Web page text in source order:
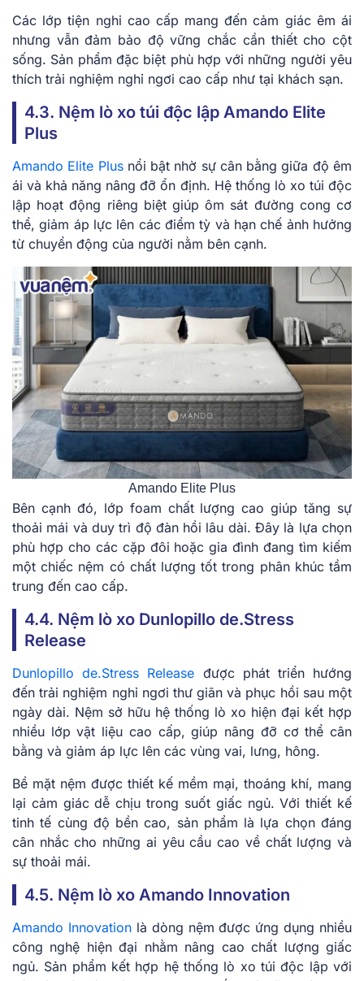
Các lớp tiện nghi cao cấp mang đến cảm giác êm ái
nhưng vẫn đảm bảo độ vững chắc cần thiết cho cột
sống. Sản phẩm đặc biệt phù hợp với những người yêu
thích trải nghiệm nghỉ ngơi cao cấp như tại khách sạn.
4.3. Nệm lò xo túi độc lập Amando Elite
Plus
Amando Elite Plusnổi bật nhờ sự cân bằng giữa độ êm
ái và khả năng nâng đỡ ổn định. Hệ thống lò xo túi độc
lập hoạt động riêng biệt giúp ôm sát đường cong cơ
thể, giảm áp lực lên các điểm tỳ và hạn chế ảnh hưởng
từ chuyển động của người nằm bên cạnh.
Amando Elite Plus
Bên cạnh đó, lớp foam chất lượng cao giúp tăng sự
thoải mái và duy trì độ đàn hồi lâu dài. Đây là lựa chọn
phù hợp cho các cặp đôi hoặc gia đình đang tìm kiếm
một chiếc nệm có chất lượng tốt trong phân khúc tầm
trung đến cao cấp.
4.4. Nệm lò xo Dunlopillo de.Stress
Release
Dunlopillo de.Stress Release được phát triển hướng
đến trải nghiệm nghỉ ngơi thư giãn và phục hồi sau một
ngày dài. Nệm sở hữu hệ thống lò xo hiện đại kết hợp
nhiều lớp vật liệu cao cấp, giúp nâng đỡ cơ thể cân
bằng và giảm áp lực lên các vùng vai, lưng, hông.
Bề mặt nệm được thiết kế mềm mại, thoáng khí, mang
lại cảm giác dễ chịu trong suốt giấc ngủ. Với thiết kế
tinh tế cùng độ bền cao, sản phẩm là lựa chọn đáng
cân nhắc cho những ai yêu cầu cao về chất lượng và
sự thoải mái.
4.5. Nệm lò xo Amando Innovation
Amando Innovationlà dòng nệm được ứng dụng nhiều
công nghệ hiện đại nhằm nâng cao chất lượng giấc
ngủ. Sản phẩm kết hợp hệ thống lò xo túi độc lập với